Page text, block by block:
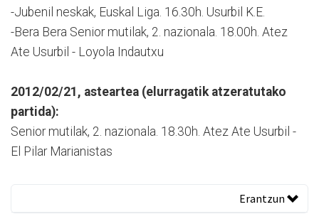
-Jubenil neskak, Euskal Liga. 16.30h. Usurbil K.E.
-Bera Bera Senior mutilak, 2. nazionala. 18.00h. Atez
Ate Usurbil - Loyola Indautxu
2012/02/21, asteartea (elurragatik atzeratutako
partida):
Senior mutilak, 2. nazionala. 18.30h. Atez Ate Usurbil -
El Pilar Marianistas
Erantzun